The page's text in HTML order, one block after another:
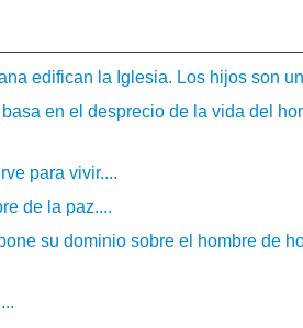
edifican la Iglesia. Los hijos son
en el desprecio de la vida del
para vivir....
de la paz....
su dominio sobre el hombre de